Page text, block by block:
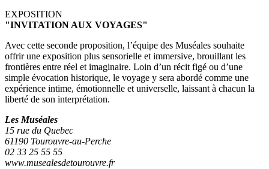
EXPOSITION
"INVITATION AUX VOYAGES"
Avec cette seconde proposition, l’équipe des Muséales souhaite
offrir une exposition plus sensorielle et immersive, brouillant les
frontières entre réel et imaginaire. Loin d’un récit figé ou d’une
simple évocation historique, le voyage y sera abordé comme une
expérience intime, émotionnelle et universelle, laissant à chacun la
liberté de son interprétation.
Les Muséales
15 rue du Quebec
61190 Tourouvre-au-Perche
02 33 25 55 55
www.musealesdetourouvre.fr